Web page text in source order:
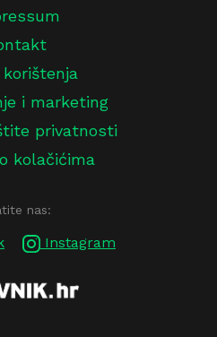
i marketing
privatnosti
kolačićima
nas:
Instagram